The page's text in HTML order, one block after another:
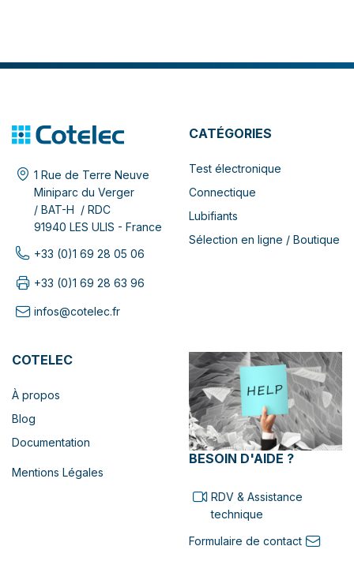
1 Rue de Terre Neuve
Miniparc du Verger
/ BAT-H / RDC
91940 LES ULIS - France
+33 (0)1 69 28 05 06
+33 (0)1 69 28 63 96
infos@cotelec.fr
CATÉGORIES
Test électronique
Connectique
Lubifiants
Sélection en ligne / Boutique
COTELEC
À propos
Blog
Documentation
Mentions Légales
BESOIN D'AIDE ?
RDV & Assistance
technique
Formulaire de contact